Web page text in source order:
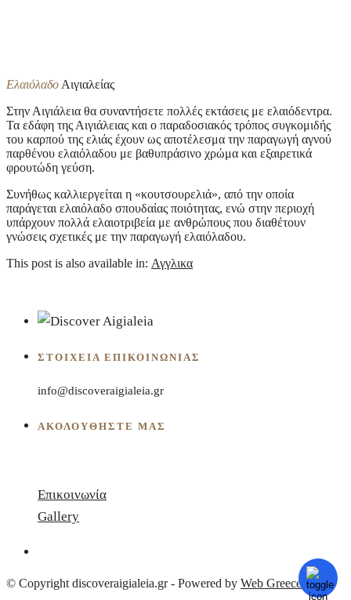
Ελαιόλαδο Αιγιαλείας
Στην Αιγιάλεια θα συναντήσετε πολλές εκτάσεις με ελαιόδεντρα.
Τα εδάφη της Αιγιάλειας και ο παραδοσιακός τρόπος συγκομιδής
του καρπού της ελιάς έχουν ως αποτέλεσμα την παραγωγή αγνού
παρθένου ελαιόλαδου με βαθυπράσινο χρώμα και εξαιρετικά
φρουτώδη γεύση.
Συνήθως καλλιεργείται η «κουτσουρελιά», από την οποία
παράγεται ελαιόλαδο σπουδαίας ποιότητας, ενώ στην περιοχή
υπάρχουν πολλά ελαιοτριβεία με ανθρώπους που διαθέτουν
γνώσεις σχετικές με την παραγωγή ελαιόλαδου.
This post is also available in: Αγγλικα
ΣΤΟΙΧΕΊΑ ΕΠΙΚΟΙΝΩΝΊΑΣ
info@discoveraigialeia.gr
ΑΚΟΛΟΥΘΗΣΤΕ ΜΑΣ
Επικοινωνία
Gallery
© Copyright discoveraigialeia.gr - Powered by Web Greece